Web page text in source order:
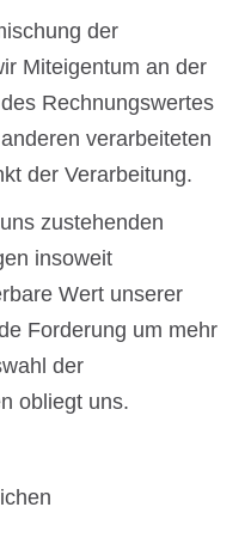
der
Miteigentum an der
Rechnungswertes
verarbeiteten
der Verarbeitung.
zustehenden
insoweit
Wert unserer
Forderung um mehr
der
obliegt uns.